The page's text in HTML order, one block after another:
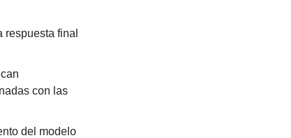
final
con las
del modelo